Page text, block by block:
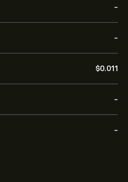
-
-
‎$‎0.011
-
-